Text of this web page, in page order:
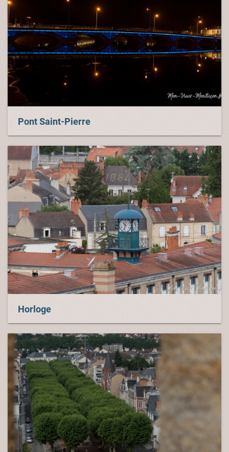
Pont Saint-Pierre
Horloge